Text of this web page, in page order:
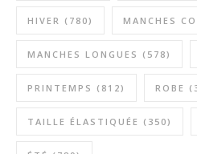
HIVER (780) MANCHES
MANCHES LONGUES (578)
PRINTEMPS (812) ROBE
TAILLE ÉLASTIQUÉE (350)